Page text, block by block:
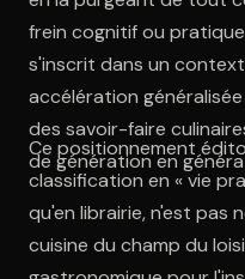
frein cognitif ou
s'inscrit dans un
accélération
des savoir-faire
de génération en
Ce positionnement
classification en « vie
qu'en librairie, n'est pas
cuisine du champ du